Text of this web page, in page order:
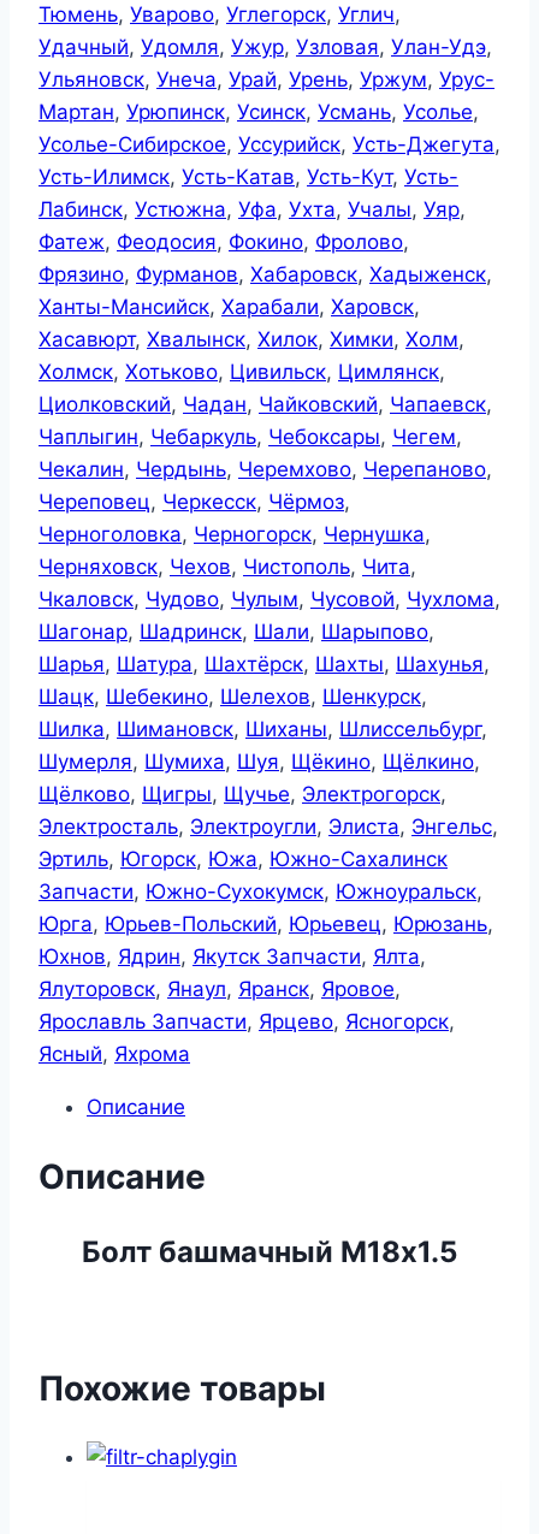
Тюмень, Уварово, Углегорск, Углич,
Удачный, Удомля, Ужур, Узловая, Улан-Удэ,
Ульяновск, Унеча, Урай, Урень, Уржум, Урус-
Мартан, Урюпинск, Усинск, Усмань, Усолье,
Усолье-Сибирское, Уссурийск, Усть-Джегута,
Усть-Илимск, Усть-Катав, Усть-Кут, Усть-
Лабинск, Устюжна, Уфа, Ухта, Учалы, Уяр,
Фатеж, Феодосия, Фокино, Фролово,
Фрязино, Фурманов, Хабаровск, Хадыженск,
Ханты-Мансийск, Харабали, Харовск,
Хасавюрт, Хвалынск, Хилок, Химки, Холм,
Холмск, Хотьково, Цивильск, Цимлянск,
Циолковский, Чадан, Чайковский, Чапаевск,
Чаплыгин, Чебаркуль, Чебоксары, Чегем,
Чекалин, Чердынь, Черемхово, Черепаново,
Череповец, Черкесск, Чёрмоз,
Черноголовка, Черногорск, Чернушка,
Черняховск, Чехов, Чистополь, Чита,
Чкаловск, Чудово, Чулым, Чусовой, Чухлома,
Шагонар, Шадринск, Шали, Шарыпово,
Шарья, Шатура, Шахтёрск, Шахты, Шахунья,
Шацк, Шебекино, Шелехов, Шенкурск,
Шилка, Шимановск, Шиханы, Шлиссельбург,
Шумерля, Шумиха, Шуя, Щёкино, Щёлкино,
Щёлково, Щигры, Щучье, Электрогорск,
Электросталь, Электроугли, Элиста, Энгельс,
Эртиль, Югорск, Южа, Южно-Сахалинск
Запчасти, Южно-Сухокумск, Южноуральск,
Юрга, Юрьев-Польский, Юрьевец, Юрюзань,
Юхнов, Ядрин, Якутск Запчасти, Ялта,
Ялуторовск, Янаул, Яранск, Яровое,
Ярославль Запчасти, Ярцево, Ясногорск,
Ясный, Яхрома
Описание
Описание
Болт башмачный М18х1.5
Похожие товары